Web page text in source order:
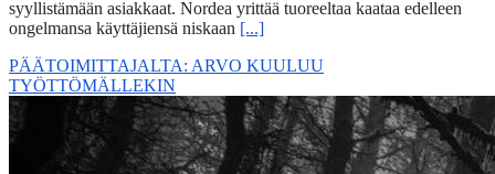
syyllistämään asiakkaat. Nordea yrittää tuoreeltaa kaataa edelleen
ongelmansa käyttäjiensä niskaan [...]
PÄÄTOIMITTAJALTA: ARVO KUULUU
TYÖTTÖMÄLLEKIN